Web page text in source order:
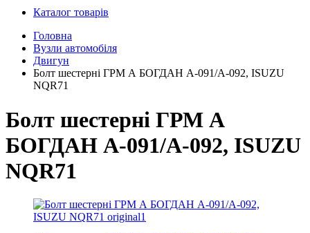
Каталог товарів
Головна
Вузли автомобіля
Двигун
Болт шестерні ГРМ А БОГДАН А-091/А-092, ISUZU
NQR71
Болт шестерні ГРМ А
БОГДАН А-091/А-092, ISUZU
NQR71